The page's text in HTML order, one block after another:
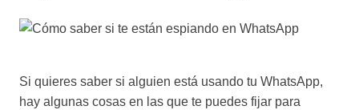
Si quieres saber si alguien está usando tu WhatsApp,
hay algunas cosas en las que te puedes fijar para